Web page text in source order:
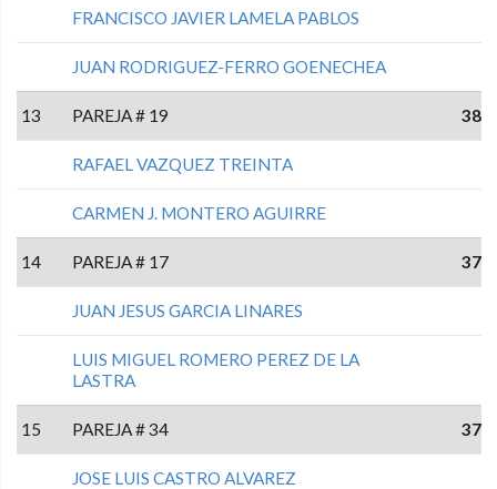
FRANCISCO JAVIER LAMELA PABLOS
JUAN RODRIGUEZ-FERRO GOENECHEA
13 PAREJA # 19 38
RAFAEL VAZQUEZ TREINTA
CARMEN J. MONTERO AGUIRRE
14 PAREJA # 17 37
JUAN JESUS GARCIA LINARES
LUIS MIGUEL ROMERO PEREZ DE LA
LASTRA
15 PAREJA # 34 37
JOSE LUIS CASTRO ALVAREZ